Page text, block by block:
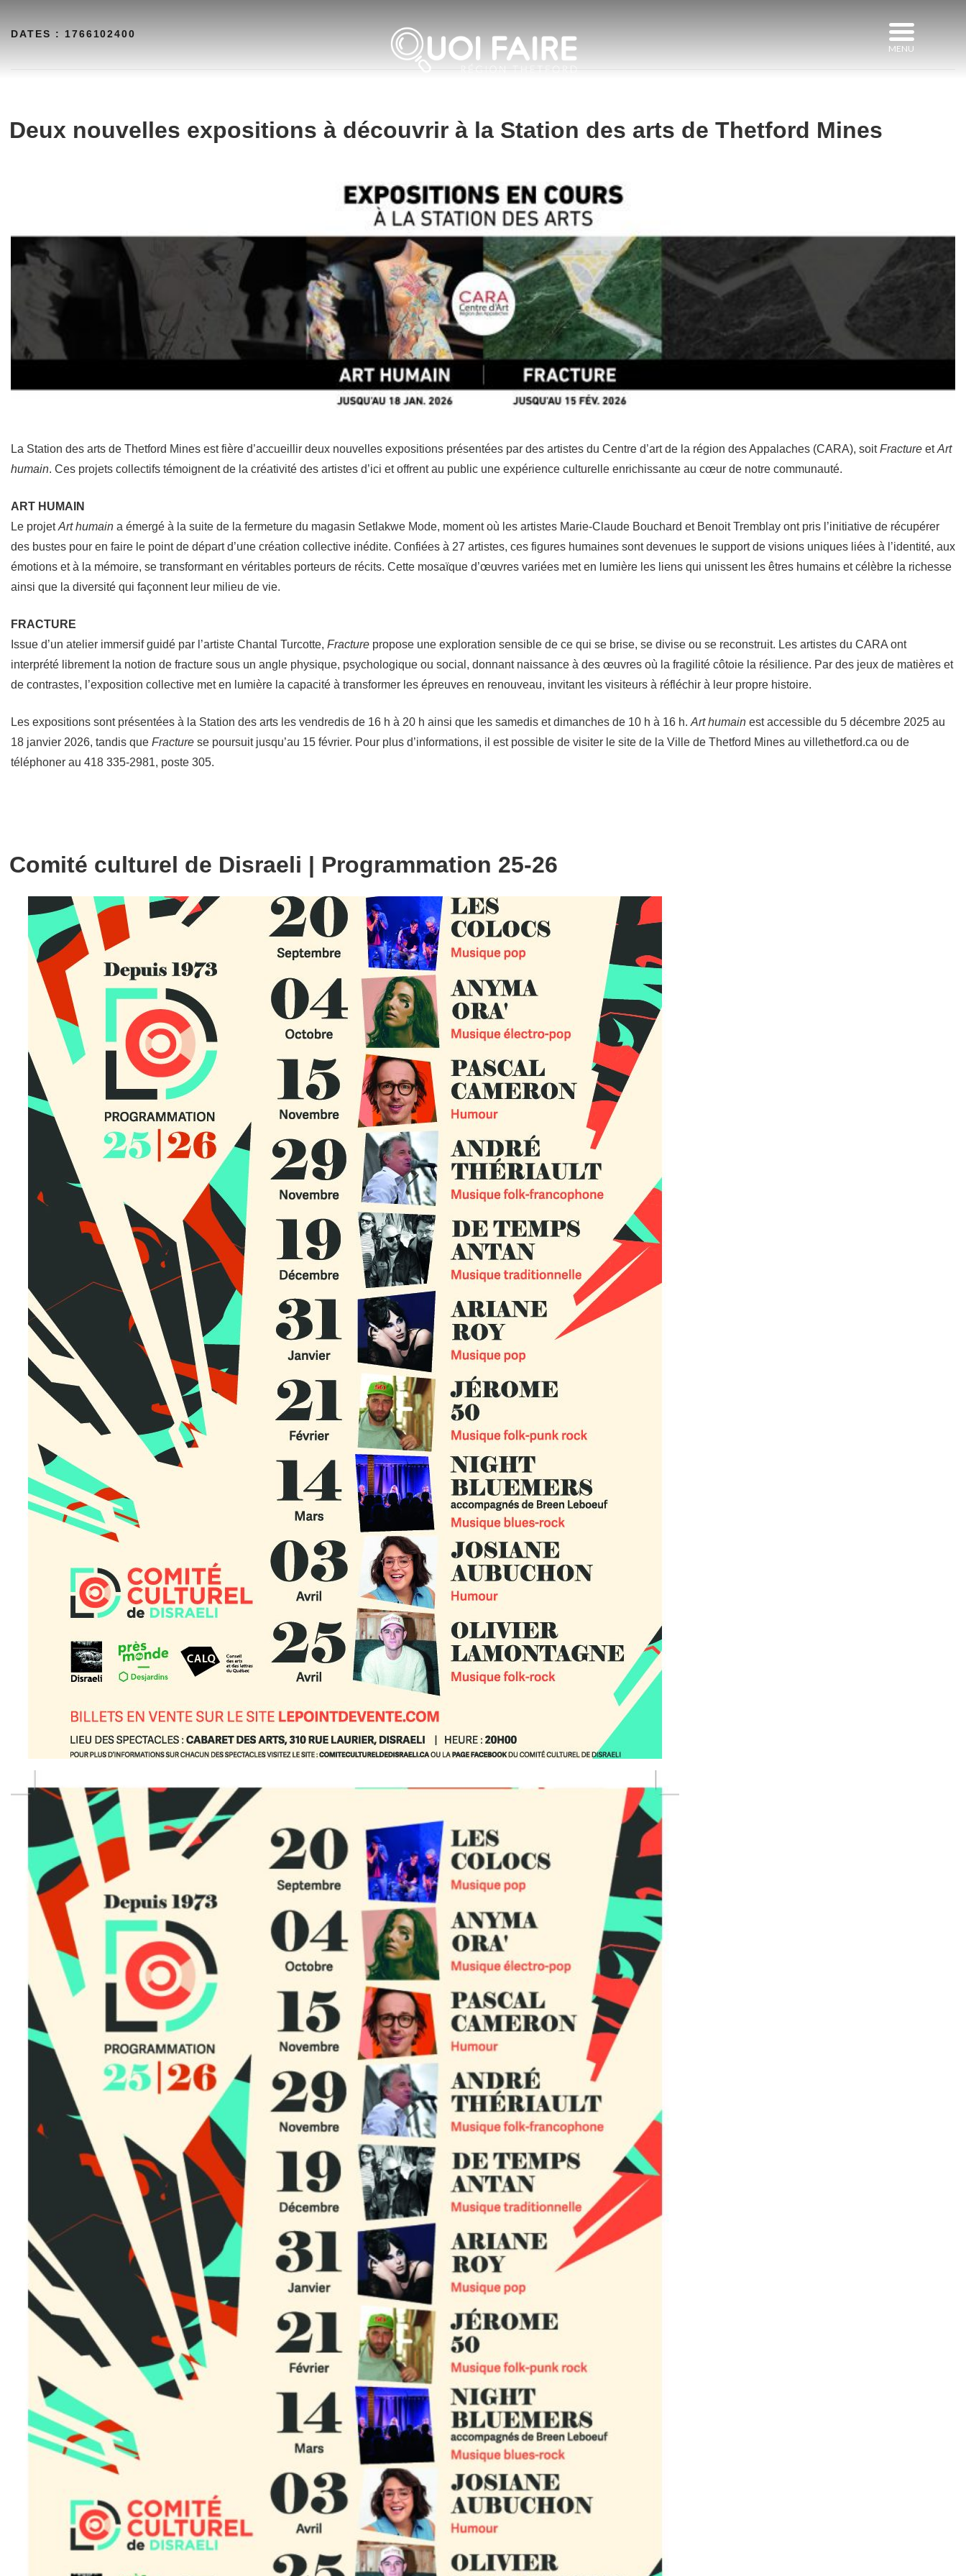
contenu
DATES : 1766102400
Deux nouvelles expositions à découvrir à la Station des arts de Thetford Mines
La Station des arts de Thetford Mines est fière d’accueillir deux nouvelles expositions présentées par des artistes du Centre d’art de la région des Appalaches (CARA), soitFracture etArt
humain. Ces projets collectifs témoignent de la créativité des artistes d’ici et offrent au public une expérience culturelle enrichissante au cœur de notre communauté.
ART HUMAIN
Le projetArt humain a émergé à la suite de la fermeture du magasin Setlakwe Mode, moment où les artistes Marie-Claude Bouchard et Benoit Tremblay ont pris l’initiative de récupérer
des bustes pour en faire le point de départ d’une création collective inédite. Confiées à 27 artistes, ces figures humaines sont devenues le support de visions uniques liées à l’identité, aux
émotions et à la mémoire, se transformant en véritables porteurs de récits. Cette mosaïque d’œuvres variées met en lumière les liens qui unissent les êtres humains et célèbre la richesse
ainsi que la diversité qui façonnent leur milieu de vie.
FRACTURE
Issue d’un atelier immersif guidé par l’artiste Chantal Turcotte, Fracture propose une exploration sensible de ce qui se brise, se divise ou se reconstruit. Les artistes du CARA ont
interprété librement la notion de fracture sous un angle physique, psychologique ou social, donnant naissance à des œuvres où la fragilité côtoie la résilience. Par des jeux de matières et
de contrastes, l’exposition collective met en lumière la capacité à transformer les épreuves en renouveau, invitant les visiteurs à réfléchir à leur propre histoire.
Les expositions sont présentées à la Station des arts les vendredis de 16 h à 20 h ainsi que les samedis et dimanches de 10 h à 16 h. Art humain est accessible du 5 décembre 2025 au
18 janvier 2026, tandis que Fracture se poursuit jusqu’au 15 février. Pour plus d’informations, il est possible de visiter le site de la Ville de Thetford Mines au villethetford.ca ou de
téléphoner au 418 335-2981, poste 305.
Comité culturel de Disraeli | Programmation 25-26